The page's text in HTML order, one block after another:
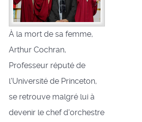
À la mort de sa femme,
Arthur Cochran,
Professeur réputé de
l'Université de Princeton,
se retrouve malgré lui à
devenir le chef d'orchestre